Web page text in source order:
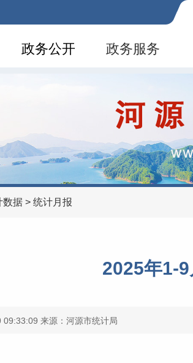
政务公开 政务服务
数据 > 统计月报
2025年1-
09:33:09 来源：河源市统计局